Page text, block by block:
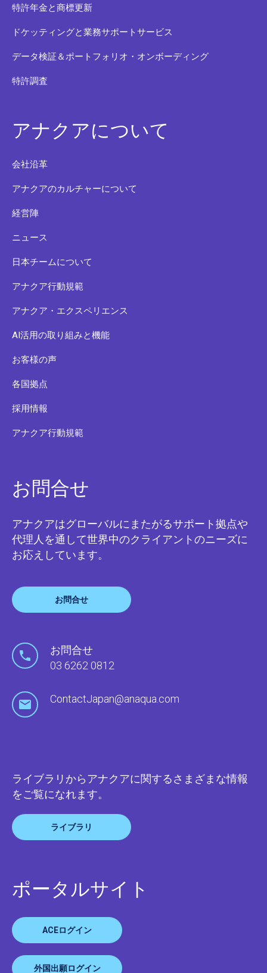
特許年金と商標更新
ドケッティングと業務サポートサービス
データ検証＆ポートフォリオ・オンボーディング
特許調査
アナクアについて
会社沿革
アナクアのカルチャーについて
経営陣
ニュース
日本チームについて
アナクア行動規範
アナクア・エクスペリエンス
AI活用の取り組みと機能
お客様の声
各国拠点
採用情報
アナクア行動規範
お問合せ
アナクアはグローバルにまたがるサポート拠点や
代理人を通して世界中のクライアントのニーズに
お応えしています。
お問合せ
お問合せ
03 6262 0812
ContactJapan@anaqua.com
ライブラリからアナクアに関するさまざまな情報
をご覧になれます。
ライブラリ
ポータルサイト
ACEログイン
外国出願ログイン